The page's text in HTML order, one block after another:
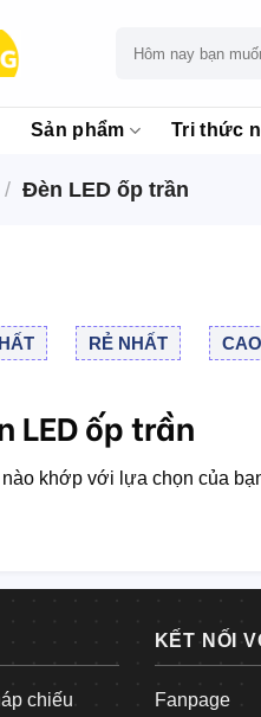
Sản phẩm Tri thức
/ Đèn LED ốp trần
RẺ NHẤT
LED ốp trần
khớp với lựa chọn của
chiếu
KẾT NỐI
Fanpage